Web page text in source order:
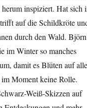
inspiziert. Hat sich
auf die Schildkröte
durch den Wald. Björn
im Winter so manches
damit es Blüten auf alle
Moment keine Rolle.
Weiß-Skizzen auf